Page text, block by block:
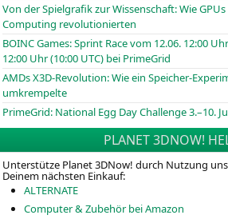
Von der Spielgrafik zur Wissenschaft: Wie
Computing revolutionierten
BOINCGames: Sprint Race vom 12.06. 12:00
12:00 Uhr (10:00 UTC) bei PrimeGrid
AMDs X3D-Revolution: Wie ein Speicher-
umkrempelte
PrimeGrid: National Egg Day Challenge 3.–10.
PLANET 3DNOW!
Unterstütze Planet 3DNow! durch Nutzung
Deinem nächsten Einkauf:
ALTERNATE
Computer & Zubehör bei Amazon